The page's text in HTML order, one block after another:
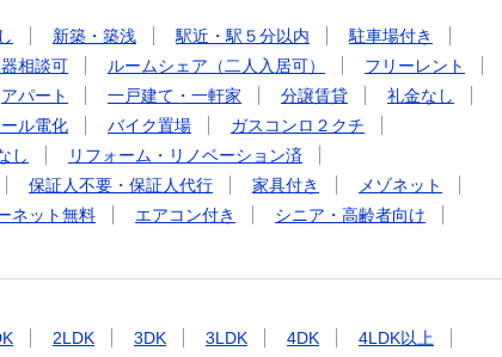
新築・築浅 駅近・駅５分以内
駐車場付き
相談可 ルームシェア（二人入居可） フリーレント
アパート 一戸建て・一軒家 分譲賃貸
礼金なし
ル電化 バイク置場
ガスコンロ２クチ
し
リフォーム・リノベーション済
保証人不要・保証人代行 家具付き
メゾネット
ネット無料 エアコン付き
シニア・高齢者向け
2LDK 3DK 3LDK 4DK
4LDK以上